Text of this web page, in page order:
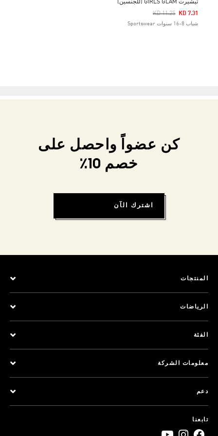
تيشيرت GIRLS GLAM (للجنسين)
Price Reduced From
KD 11.25
To KD 7.31
شباب 8-16 سنوات Sportswear
كن عضواً واحصل على
خصم 10٪
اشترك الآن
المنتجات
الرياضات
الفئة
معلومات الشركة
دعم
تابعنا